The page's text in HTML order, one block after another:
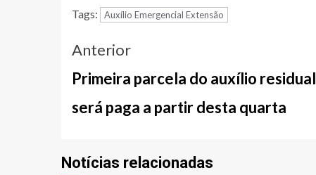
Tags: Auxílio Emergencial Extensão
Navegação
entre
notícias
Anterior
Primeira parcela do auxílio residual
será paga a partir desta quarta
Notícias relacionadas